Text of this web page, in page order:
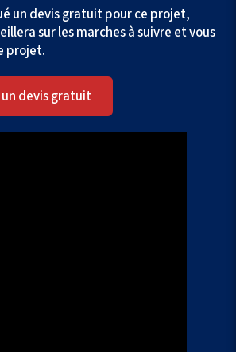
un devis gratuit pour ce projet,
sur les marches à suivre et vous
projet.
devis gratuit